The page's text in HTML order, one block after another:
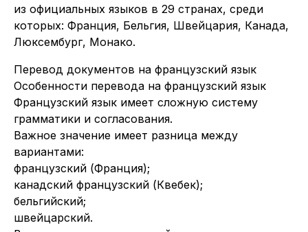
из официальных языков в 29 странах, среди
которых: Франция, Бельгия, Швейцария, Канада,
Люксембург, Монако.
Перевод документов на французский язык
Особенности перевода на французский язык
Французский язык имеет сложную систему
грамматики и согласования.
Важное значение имеет разница между
вариантами:
французский (Франция);
канадский французский (Квебек);
бельгийский;
швейцарский.